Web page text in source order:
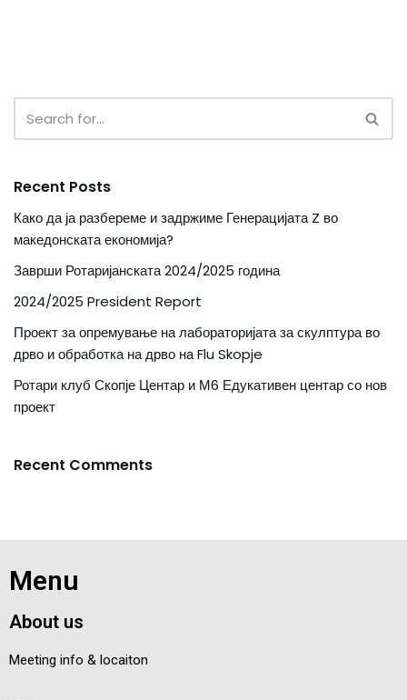
Recent Posts
Како да ја разбереме и задржиме Генерацијата Z во
македонската економија?
Заврши Ротаријанската 2024/2025 година
2024/2025 President Report
Проект за опремување на лабораторијата за скулптура во
дрво и обработка на дрво на Flu Skopje
Ротари клуб Скопје Центар и М6 Едукативен центар со нов
проект
Recent Comments
Menu
About us
Meeting info & locaiton